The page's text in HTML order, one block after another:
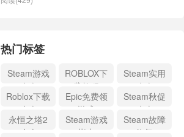
热门标签
Steam游戏
攻略
ROBLOX下
载教程
Steam实用
攻略
Roblox下载
攻略
Epic免费领
游戏
Steam秋促
攻略
永恒之塔2
攻略
Steam游戏
指南
Steam故障
修复